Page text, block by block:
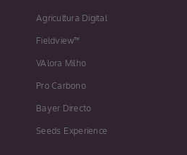
Agricultura Digital
Fieldview™
VAlora Milho
Pro Carbono
Bayer Directo
Seeds Experience